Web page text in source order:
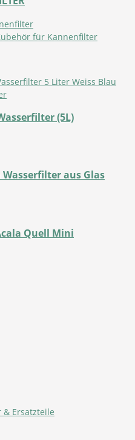
für Kannenfilter
(5L)
aus Glas
Quell Mini
Ersatzteile